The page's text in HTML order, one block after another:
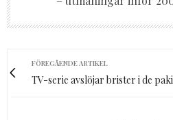
FÖREGÅENDE ARTIKEL
TV-serie avslöjar brister i de